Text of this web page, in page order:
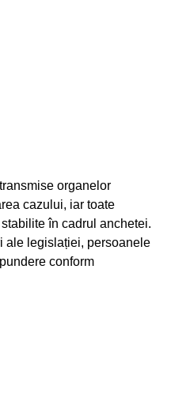
organelor
cazului, iar toate
în cadrul anchetei.
ale legislației, persoanele
conform